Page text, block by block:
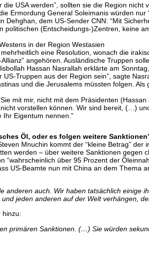
USA werden”, sollten sie die Region
Ermordung General Soleimanis würden
Dehghan, dem US-Sender CNN: “Mit
politischen (Entscheidungs-)Zentren, keine
in der Region Westasien
eine Resolution, wonach die
angehören. Ausländische Truppen
Hassan Nasrallah erklärte am
Truppen aus der Region sein”, sagte
und die Jerusalems müssten folgen.
mit mir, nicht mit dem Präsidenten
vorstellen können. Wir sind bereit, (…)
Ihr Eigentum nennen.”
Öl, oder es folgen weitere
Mnuchin kommt der “kleine Betrag”
werden – über weitere Sanktionen gegen
“wahrscheinlich über 95 Prozent der
US-Beamte nun mit China an dem Thema
anderen auch. Wir haben tatsächlich
jeden anderen auf der Welt verhängen,
hinzu:
primären Sanktionen. (…) Sie würden